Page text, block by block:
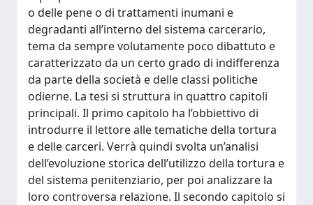
o delle pene o di trattamenti inumani e
degradanti all’interno del sistema carcerario,
tema da sempre volutamente poco dibattuto e
caratterizzato da un certo grado di indifferenza
da parte della società e delle classi politiche
odierne. La tesi si struttura in quattro capitoli
principali. Il primo capitolo ha l’obbiettivo di
introdurre il lettore alle tematiche della tortura
e delle carceri. Verrà quindi svolta un’analisi
dell’evoluzione storica dell’utilizzo della tortura e
del sistema penitenziario, per poi analizzare la
loro controversa relazione. Il secondo capitolo si